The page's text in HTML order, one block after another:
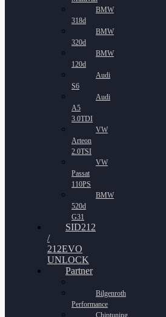
BMW
318d
BMW
320d
BMW
120d
Audi
S6
Audi
A5
3.0TDI
VW
Arteon
2.0TSI
VW
Passat
110PS
BMW
520d
G31
SID212
/
212EVO
UNLOCK
Partner
Bilgenroth
Performance
Chiptuning